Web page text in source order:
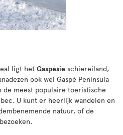
ligt het Gaspésie schiereiland,
ook wel Gaspé Peninsula
de meest populaire toeristische
U kunt er heerlijk wandelen en
natuur, of de